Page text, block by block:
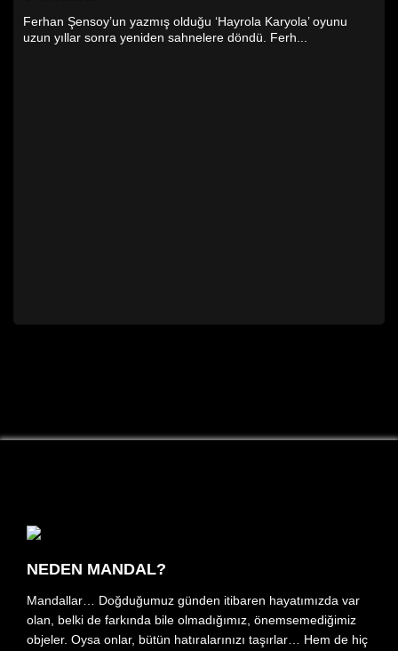
Ferhan Şensoy’un yazmış olduğu ‘Hayrola Karyola’ oyunu
uzun yıllar sonra yeniden sahnelere döndü. Ferh...
NEDEN MANDAL?
Mandallar… Doğduğumuz günden itibaren hayatımızda var
olan, belki de farkında bile olmadığımız, önemsemediğimiz
objeler. Oysa onlar, bütün hatıralarınızı taşırlar… Hem de hiç